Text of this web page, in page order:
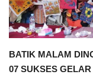
BATIK MALAM
07 SUKSES